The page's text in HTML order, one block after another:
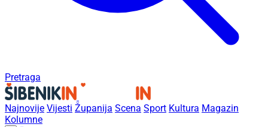
Pretraga
Najnovije Vijesti Županija Scena Sport Kultura Magazin
Kolumne